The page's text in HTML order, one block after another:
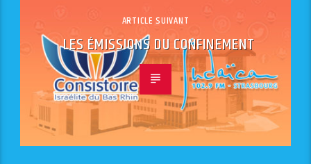
ARTICLE SUIVANT
LES ÉMISSIONS DU CONFINEMENT